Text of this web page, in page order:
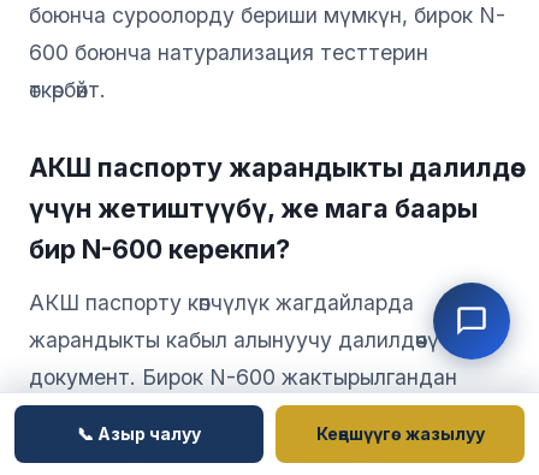
боюнча суроолорду бериши мүмкүн, бирок N-
600 боюнча натурализация тесттерин
өткөрбөйт.
АКШ паспорту жарандыкты далилдөө
үчүн жетиштүүбү, же мага баары
бир N-600 керекпи?
АКШ паспорту көпчүлүк жагдайларда
жарандыкты кабыл алынуучу далилдөөчү
документ. Бирок N-600 жактырылгандан
кийин берилген Жарандык күбөлүгү (Form N-
560) эң күчтүү жана эң туруктуу далил болуп
📞 Азыр чалуу Кеңешүүгө жазылуу